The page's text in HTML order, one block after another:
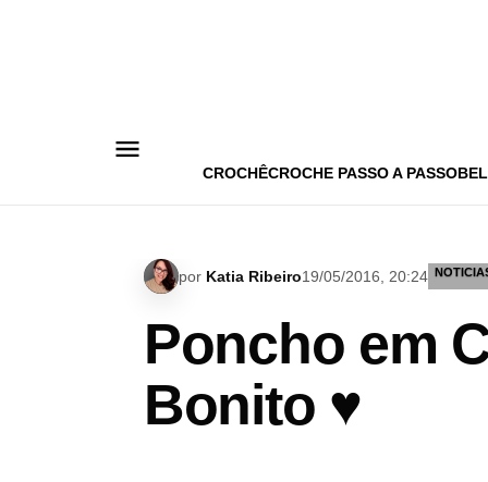
CROCHÊCROCHE PASSO A PASSO
por Katia Ribeiro19/05/2016, 20:24
Poncho em
Bonito ♥